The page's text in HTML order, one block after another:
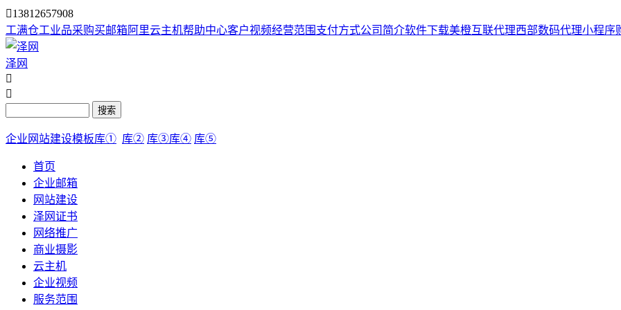
13812657908
工满仓工业品采购买邮箱阿里云主机帮助中心客户视频经营范围 支付方式公司简介软件下载美橙互联代理西部数码代理小程序
泽网


搜索
企业网站建设模板库① 库② 库③库④ 库⑤
首页
企业邮箱
网站建设
泽网证书
网络推广
商业摄影
云主机
企业视频
服务范围